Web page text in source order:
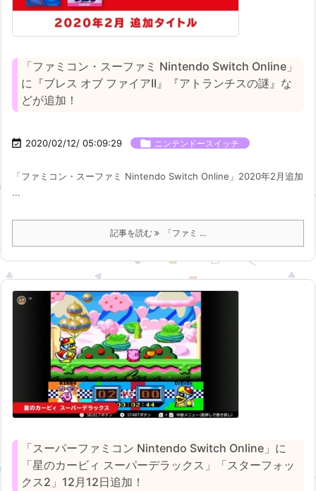
「ファミコン・スーファミ Nintendo Switch Online」
に『ブレス オブ ファイアII』『アトランチスの謎』な
どが追加！
 2020/02/12/ 05:09:29  ニンテンドースイッチ
「ファミコン・スーファミ Nintendo Switch Online」2020年2月追加
...
記事を読む 「ファミ ...
「スーパーファミコン Nintendo Switch Online」に
「星のカービィ スーパーデラックス」「スターフォッ
クス2」12月12日追加！